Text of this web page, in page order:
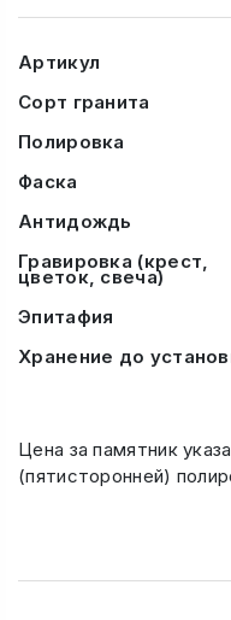
Артикул
Сорт гранита
Полировка
Фаска
Антидождь
Гравировка (крест,
цветок, свеча)
Эпитафия
Хранение до
Цена за памятник
(пятисторонней)